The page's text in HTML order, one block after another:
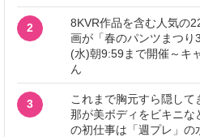
2
8KVR作品を含む人気の
画が「春のパンツまつり
(水)朝9:59まで開催～キ
ん
3
これまで胸元すら隠し
那が美ボディをビキニな
の初仕事は「週プレ」